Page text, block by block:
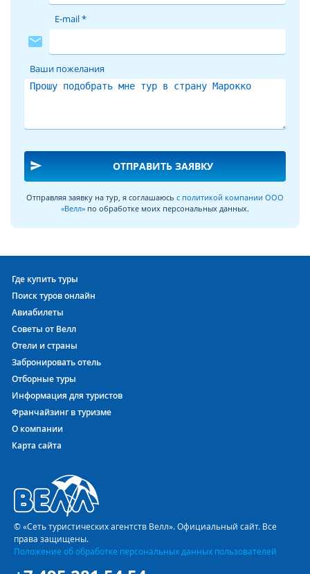
mail
E-mail *
Ваши пожелания
send ОТПРАВИТЬ ЗАЯВКУ
Отправляя заявку на тур, я соглашаюсь с политикой компании ООО
«Велл» по обработке моих персональных данных.
Где купить туры
Поиск туров онлайн
Авиабилеты
Советы от Велл
Отели и страны
Забронировать отель
Отборные туры
Информация для туристов
Франчайзинг в туризме
О компании
Карта сайта
© «Сеть туристических агентств Велл». Официальный сайт. Все
права защищены.
Положение об обработке персональных данных пользователей